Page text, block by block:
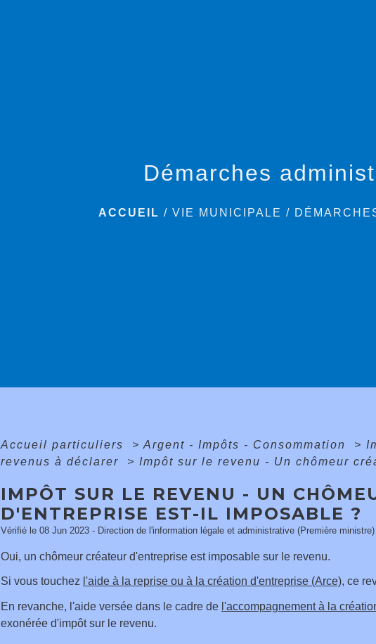
Démarches
ACCUEIL /VIE MUNICIPALE /
Accueil particuliers > Argent - Impôts - Consommation >
revenus à déclarer
> Impôt sur le revenu - Un chômeur
IMPÔT SUR LE REVENU - UN
D'ENTREPRISE EST-IL IMPOSABLE ?
Vérifié le 08 Jun 2023 - Direction de l'information légale et administrative (Première ministre)
Oui, un chômeur créateur d'entreprise est imposable sur le revenu.
Si vous touchez l'aide à la reprise ou à la création d'entreprise (Arce), ce
En revanche, l'aide versée dans le cadre de l'accompagnement à la
exonérée d'impôt sur le revenu.